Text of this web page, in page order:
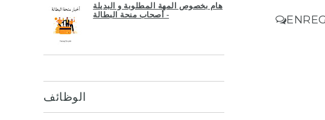
هام بخصوص المهة المطلوبة و البديلة
- أصحاب منحة البطالة
الوظائف